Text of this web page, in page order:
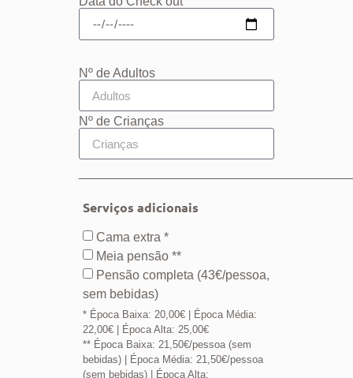
Nº de Adultos
Nº de Crianças
Serviços adicionais
Cama extra *
Meia pensão **
Pensão completa (43€/pessoa,
sem bebidas)
* Época Baixa: 20,00€ | Época Média:
22,00€ | Época Alta: 25,00€
** Época Baixa: 21,50€/pessoa (sem
bebidas) | Época Média: 21,50€/pessoa
(sem bebidas) | Época Alta: